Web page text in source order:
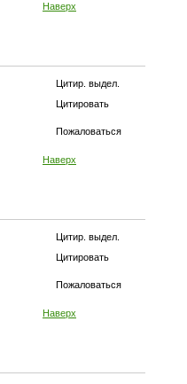
Наверх
Цитир. выдел.
Цитировать
Пожаловаться
Наверх
Цитир. выдел.
Цитировать
Пожаловаться
Наверх